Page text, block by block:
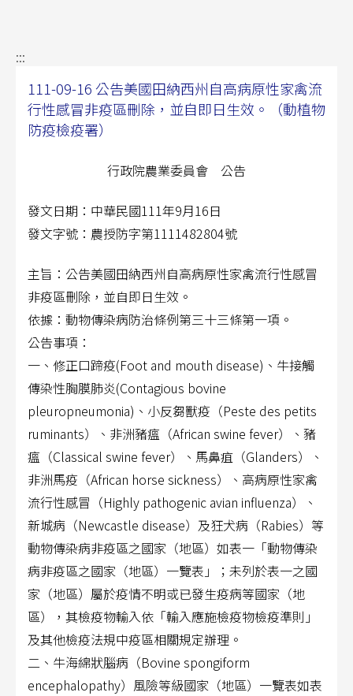
:::
111-09-16 公告美國田納西州自高病原性家禽流
行性感冒非疫區刪除，並自即日生效。（動植物
防疫檢疫署）
行政院農業委員會 公告
發文日期：中華民國111年9月16日
發文字號：農授防字第1111482804號
主旨：公告美國田納西州自高病原性家禽流行性感冒
非疫區刪除，並自即日生效。
依據：動物傳染病防治條例第三十三條第一項。
公告事項：
一、修正口蹄疫(Foot and mouth disease)、牛接觸
傳染性胸膜肺炎(Contagious bovine
pleuropneumonia)、小反芻獸疫（Peste des petits
ruminants）、非洲豬瘟（African swine fever）、豬
瘟（Classical swine fever）、馬鼻疽（Glanders）、
非洲馬疫（African horse sickness）、高病原性家禽
流行性感冒（Highly pathogenic avian influenza）、
新城病（Newcastle disease）及狂犬病（Rabies）等
動物傳染病非疫區之國家（地區）如表一「動物傳染
病非疫區之國家（地區）一覽表」；未列於表一之國
家（地區）屬於疫情不明或已發生疫病等國家（地
區）， 其檢疫物輸入依「輸入應施檢疫物檢疫準則」
及其他檢疫法規中疫區相關規定辦理。
二、牛海綿狀腦病（Bovine spongiform
encephalopathy）風險等級國家（地區）一覽表如表